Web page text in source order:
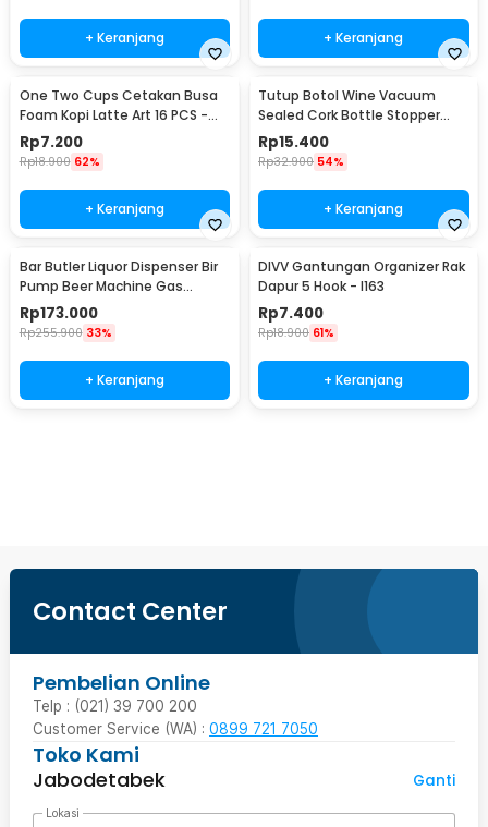
+ Keranjang + Keranjang
One Two Cups Cetakan Busa
Foam Kopi Latte Art 16 PCS -
JJYE01
Rp7.200
Rp18.900 62%
+ Keranjang
Tutup Botol Wine Vacuum
Sealed Cork Bottle Stopper
Stainless Steel - G94529
Rp15.400
Rp32.900 54%
+ Keranjang
Bar Butler Liquor Dispenser Bir
Pump Beer Machine Gas
Station 900ml - P-36
Rp173.000
Rp255.900 33%
+ Keranjang
DIVV Gantungan Organizer Rak
Dapur 5 Hook - I163
Rp7.400
Rp18.900 61%
+ Keranjang
Contact Center
Pembelian Online
Telp : (021) 39 700 200
Customer Service (WA) : 0899 721 7050
Toko Kami
Jabodetabek
Ganti
Lokasi